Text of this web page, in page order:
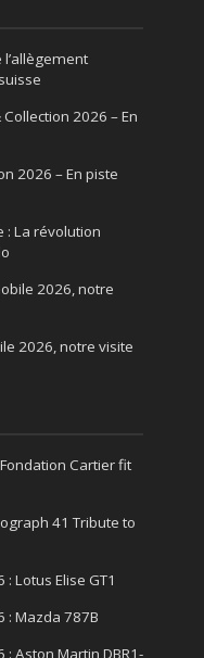
l’allègement
Collection 2026 – En
2026 – En piste
: La révolution
2026, notre
2026, notre visite
Cartier fit
41 Tribute to
Lotus Elise GT1
: Mazda 787B
Aston Martin DBR1-